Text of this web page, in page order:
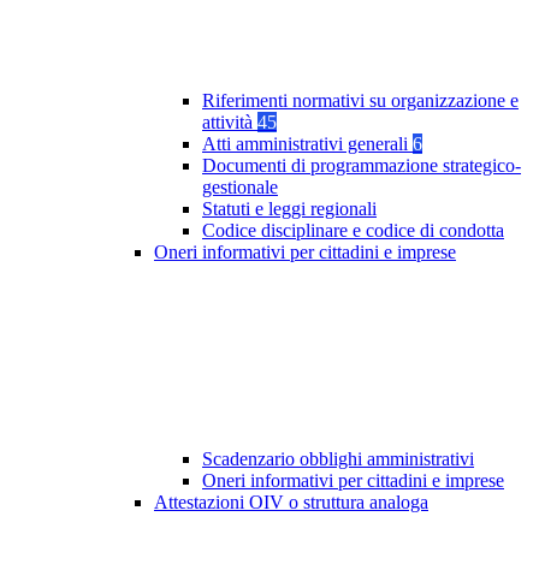
Riferimenti normativi su organizzazione e
attività 45
Atti amministrativi generali 6
Documenti di programmazione strategico-
gestionale
Statuti e leggi regionali
Codice disciplinare e codice di condotta
Oneri informativi per cittadini e imprese
Scadenzario obblighi amministrativi
Oneri informativi per cittadini e imprese
Attestazioni OIV o struttura analoga